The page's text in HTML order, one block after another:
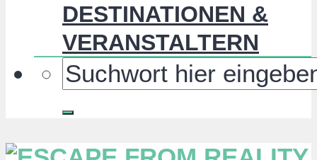
DESTINATIONEN &
VERANSTALTERN